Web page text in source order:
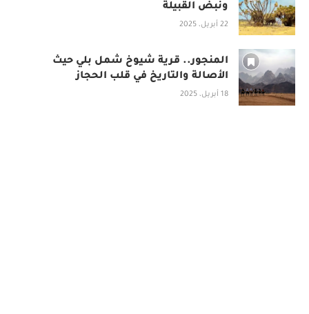
ونبض القبيلة
22 أبريل، 2025
المنجور.. قرية شيوخ شمل بلي حيث
الأصالة والتاريخ في قلب الحجاز
18 أبريل، 2025